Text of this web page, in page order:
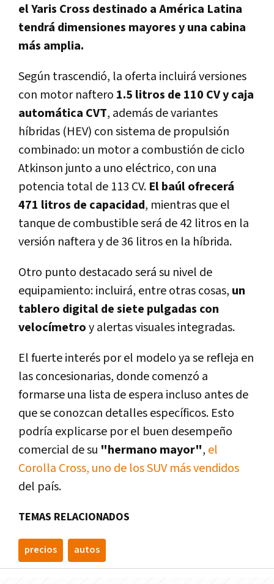
el Yaris Cross destinado a América Latina
tendrá dimensiones mayores y una cabina
más amplia.
Según trascendió, la oferta incluirá versiones
con motor naftero 1.5 litros de 110 CV y caja
automática CVT, además de variantes
híbridas (HEV) con sistema de propulsión
combinado: un motor a combustión de ciclo
Atkinson junto a uno eléctrico, con una
potencia total de 113 CV. El baúl ofrecerá
471 litros de capacidad, mientras que el
tanque de combustible será de 42 litros en la
versión naftera y de 36 litros en la híbrida.
Otro punto destacado será su nivel de
equipamiento: incluirá, entre otras cosas, un
tablero digital de siete pulgadas con
velocímetroy alertas visuales integradas.
El fuerte interés por el modelo ya se refleja en
las concesionarias, donde comenzó a
formarse una lista de espera incluso antes de
que se conozcan detalles específicos. Esto
podría explicarse por el buen desempeño
comercial de su "hermano mayor", el
Corolla Cross, uno de los SUV más vendidos
del país.
TEMAS RELACIONADOS
precios autos